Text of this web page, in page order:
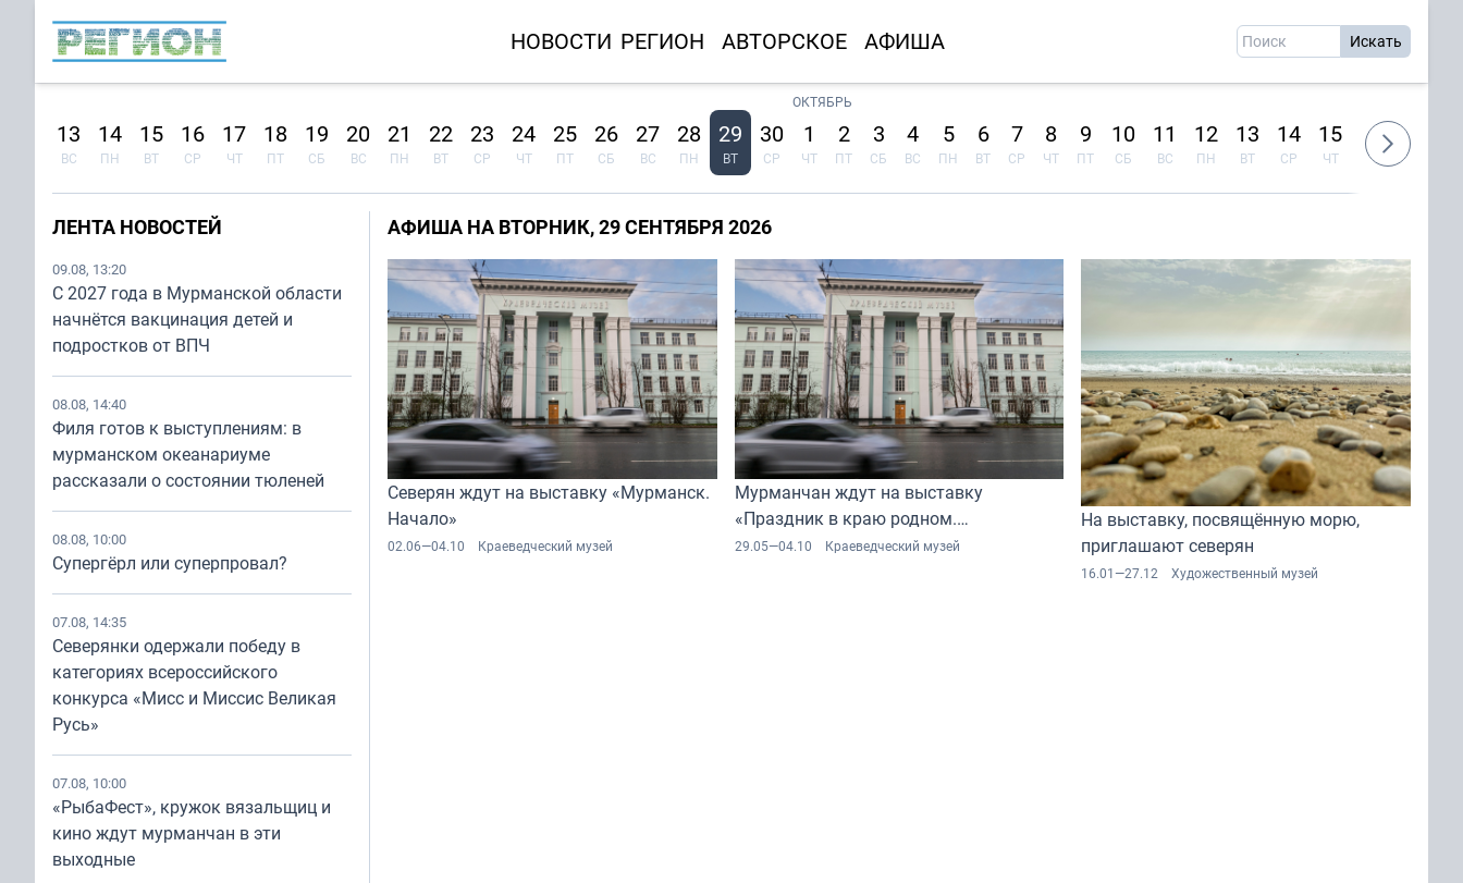
НОВОСТИ РЕГИОН АВТОРСКОЕ АФИША
13
ВС
14
ПН
15
ВТ
16
СР
17
ЧТ
18
ПТ
19
СБ
20
ВС
21
ПН
22
ВТ
23
СР
24
ЧТ
25
ПТ
26
СБ
27
ВС
28
ПН
29
ВТ
30
СР
ОКТЯБРЬ
1
ЧТ
2
ПТ
3
СБ
4
ВС
5
ПН
6
ВТ
7
СР
8
ЧТ
9
ПТ
10
СБ
11
ВС
12
ПН
13
ВТ
14
СР
15
ЧТ
16
ПТ
17
СБ
ЛЕНТА НОВОСТЕЙ
09.08, 13:20
С 2027 года в Мурманской области
начнётся вакцинация детей и
подростков от ВПЧ
08.08, 14:40
Филя готов к выступлениям: в
мурманском океанариуме
рассказали о состоянии тюленей
08.08, 10:00
Супергёрл или суперпровал?
07.08, 14:35
Северянки одержали победу в
категориях всероссийского
конкурса «Мисс и Миссис Великая
Русь»
07.08, 10:00
«РыбаФест», кружок вязальщиц и
кино ждут мурманчан в эти
выходные
АФИША НА ВТОРНИК, 29 СЕНТЯБРЯ 2026
Северян ждут на выставку «Мурманск.
Начало»
02.06—04.10 Краеведческий музей
Мурманчан ждут на выставку
«Праздник в краю родном.
На перекрёстке традиций и времён»
29.05—04.10 Краеведческий музей
На выставку, посвящённую морю,
приглашают северян
16.01—27.12 Художественный музей